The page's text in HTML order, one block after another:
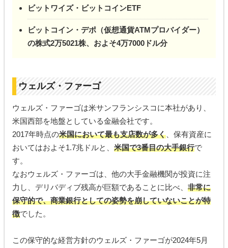
ビットワイズ・ビットコインETF
ビットコイン・デポ（仮想通貨ATMプロバイダー）
の株式2万5021株、およそ4万7000ドル分
ウェルズ・ファーゴ
ウェルズ・ファーゴは米サンフランシスコに本社があり、
米国西部を地盤としている金融会社です。
2017年時点の米国において最も支店数が多く、保有資産に
おいてはおよそ1.7兆ドルと、 米国で3番目の大手銀行で
す。
なおウェルズ・ファーゴは、他の大手金融機関が投資に注
力し、デリバディブ残高が巨額であることに比べ、 非常に
保守的で、商業銀行としての姿勢を崩していないことが特
徴でした。
この保守的な経営方針のウェルズ・ファーゴが2024年5月